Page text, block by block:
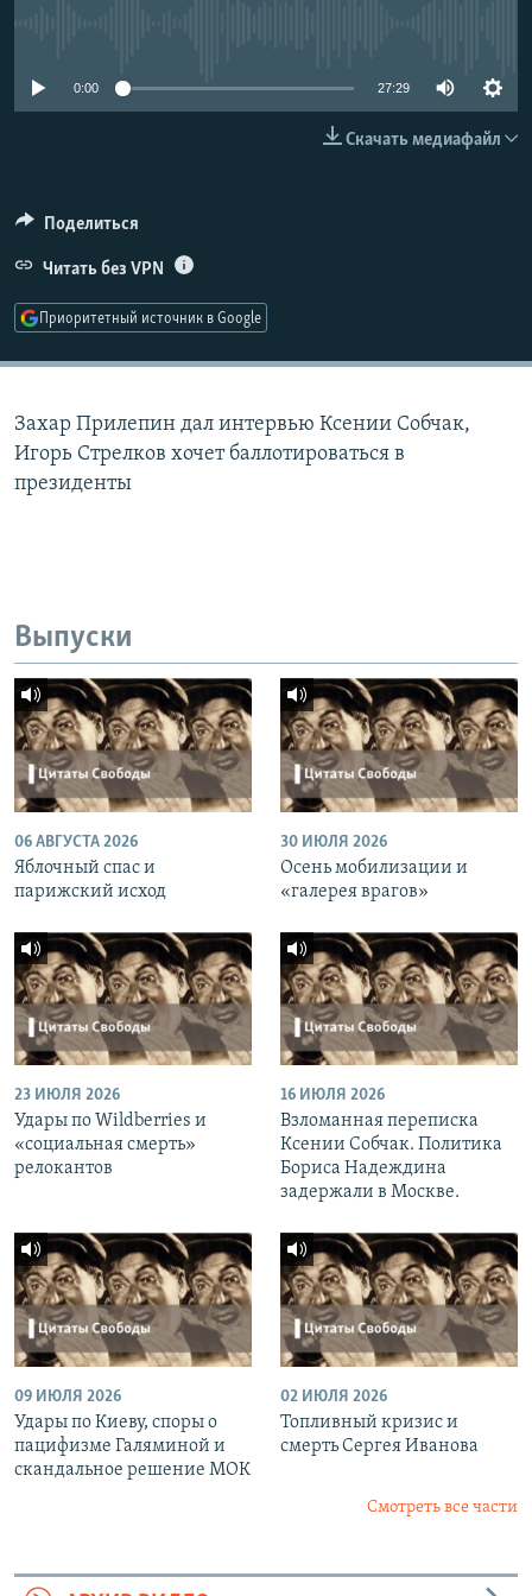
0:00 27:29
Скачать медиафайл
Поделиться
Читать без VPN
Приоритетный источник в Google
Захар Прилепин дал интервью Ксении Собчак,
Игорь Стрелков хочет баллотироваться в
президенты
Выпуски
06 АВГУСТА 2026
Яблочный спас и
парижский исход
30 ИЮЛЯ 2026
Осень мобилизации и
«галерея врагов»
23 ИЮЛЯ 2026
Удары по Wildberries и
«социальная смерть»
релокантов
16 ИЮЛЯ 2026
Взломанная переписка
Ксении Собчак. Политика
Бориса Надеждина
задержали в Москве.
09 ИЮЛЯ 2026
Удары по Киеву, споры о
пацифизме Галяминой и
скандальное решение МОК
02 ИЮЛЯ 2026
Топливный кризис и
смерть Сергея Иванова
Смотреть все части